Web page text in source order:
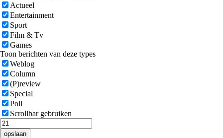
Actueel
Entertainment
Sport
Film & Tv
Games
Toon berichten van deze types
Weblog
Column
(P)review
Special
Poll
Scrollbar gebruiken
opslaan